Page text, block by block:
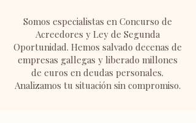
Somos especialistas en Concurso de
Acreedores y Ley de Segunda
Oportunidad. Hemos salvado decenas de
empresas gallegas y liberado millones
de euros en deudas personales.
Analizamos tu situación sin compromiso.